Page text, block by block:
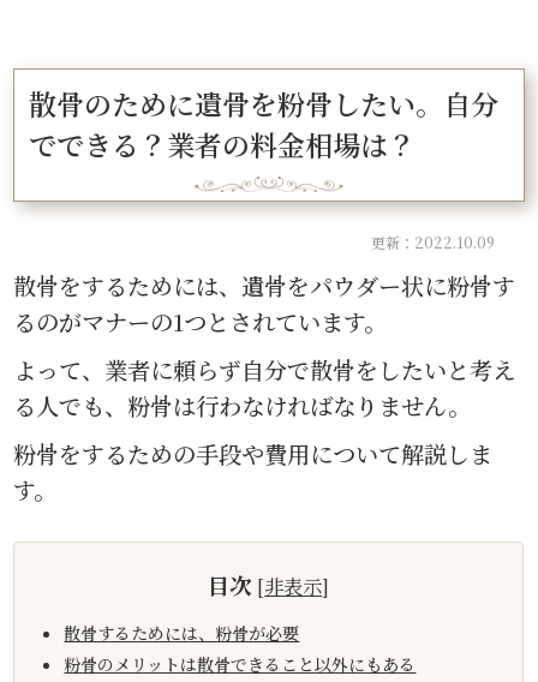
散骨のために遺骨を粉骨したい。自分
でできる？業者の料金相場は？
更新：2022.10.09
散骨をするためには、遺骨をパウダー状に粉骨す
るのがマナーの1つとされています。
よって、業者に頼らず自分で散骨をしたいと考え
る人でも、粉骨は行わなければなりません。
粉骨をするための手段や費用について解説しま
す。
目次 [非表示]
散骨するためには、粉骨が必要
粉骨のメリットは散骨できること以外にもある